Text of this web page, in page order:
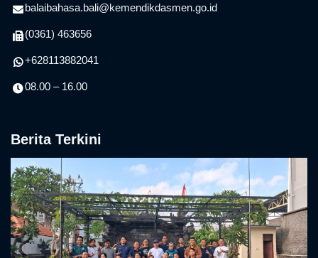
balaibahasa.bali@kemendikdasmen.go.id
(0361) 463656
+628113882041
08.00 – 16.00
Berita Terkini